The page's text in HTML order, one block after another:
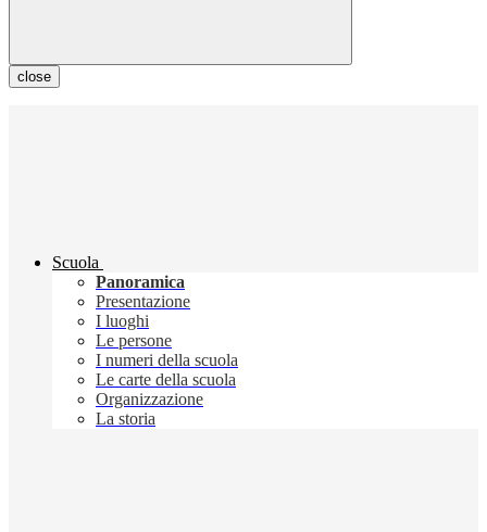
close
Scuola
Panoramica
Presentazione
I luoghi
Le persone
I numeri della scuola
Le carte della scuola
Organizzazione
La storia